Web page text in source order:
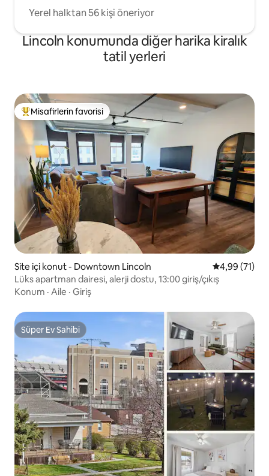
Yerel halktan 56 kişi öneriyor
Lincoln konumunda diğer harika kiralık
tatil yerleri
Misafirlerin favorilerinden en beğenilenler arasında
Misafirlerin favorisi
Site içi konut - Downtown Lincoln 5 üzerinden
4,99 (71)
Lüks apartman dairesi, alerji dostu, 13:00 giriş/çıkış
Konum · Aile · Giriş
Süper Ev Sahibi
Süper Ev Sahibi